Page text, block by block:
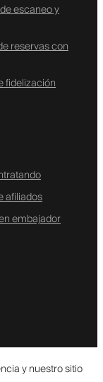
escaneo y
reservas con
fidelización
afiliados
embajador
y nuestro sitio